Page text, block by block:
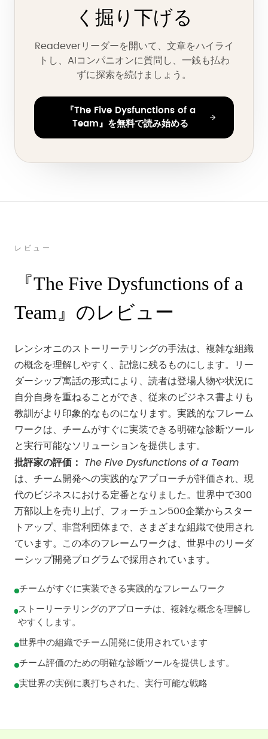
く掘り下げる
Readeverリーダーを開いて、文章をハイライ
トし、AIコンパニオンに質問し、一銭も払わ
ずに探索を続けましょう。
『The Five Dysfunctions of a
Team』を無料で読み始める
レビュー
『The Five Dysfunctions of a
Team』のレビュー
レンシオニのストーリーテリングの手法は、複雑な組織
の概念を理解しやすく、記憶に残るものにします。リー
ダーシップ寓話の形式により、読者は登場人物や状況に
自分自身を重ねることができ、従来のビジネス書よりも
教訓がより印象的なものになります。実践的なフレーム
ワークは、チームがすぐに実装できる明確な診断ツール
と実行可能なソリューションを提供します。
批評家の評価：
The Five Dysfunctions of a Team
は、チーム開発への実践的なアプローチが評価され、現
代のビジネスにおける定番となりました。世界中で300
万部以上を売り上げ、フォーチュン500企業からスター
トアップ、非営利団体まで、さまざまな組織で使用され
ています。この本のフレームワークは、世界中のリーダ
ーシップ開発プログラムで採用されています。
チームがすぐに実装できる実践的なフレームワーク
ストーリーテリングのアプローチは、複雑な概念を理解し
やすくします。
世界中の組織でチーム開発に使用されています
チーム評価のための明確な診断ツールを提供します。
実世界の実例に裏打ちされた、実行可能な戦略